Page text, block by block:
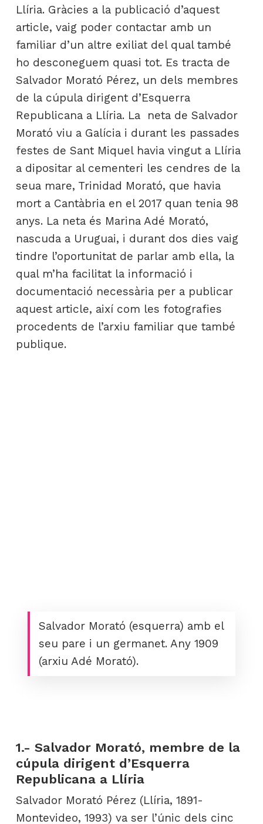
Llíria. Gràcies a la publicació d’aquest
article, vaig poder contactar amb un
familiar d’un altre exiliat del qual també
ho desconeguem quasi tot. Es tracta de
Salvador Morató Pérez, un dels membres
de la cúpula dirigent d’Esquerra
Republicana a Llíria. La neta de Salvador
Morató viu a Galícia i durant les passades
festes de Sant Miquel havia vingut a Llíria
a dipositar al cementeri les cendres de la
seua mare, Trinidad Morató, que havia
mort a Cantàbria en el 2017 quan tenia 98
anys. La neta és Marina Adé Morató,
nascuda a Uruguai, i durant dos dies vaig
tindre l’oportunitat de parlar amb ella, la
qual m’ha facilitat la informació i
documentació necessària per a publicar
aquest article, així com les fotografies
procedents de l’arxiu familiar que també
publique.
Salvador Morató (esquerra) amb el
seu pare i un germanet. Any 1909
(arxiu Adé Morató).
1.- Salvador Morató, membre de la
cúpula dirigent d’Esquerra
Republicana a Llíria
Salvador Morató Pérez (Llíria, 1891-
Montevideo, 1993) va ser l’únic dels cinc